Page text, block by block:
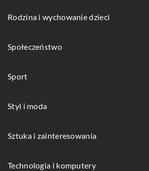
Rodzina i wychowanie dzieci
Społeczeństwo
Sport
Styl i moda
Sztuka i zainteresowania
Technologia i komputery